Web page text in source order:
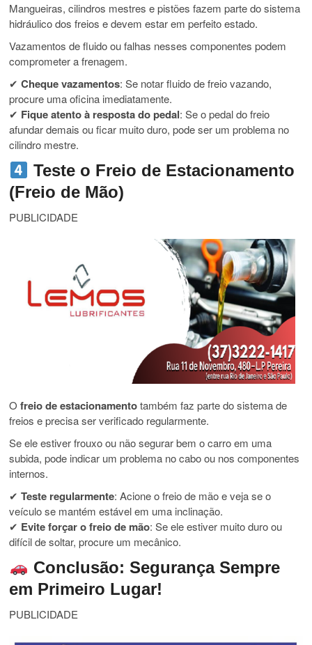
Mangueiras, cilindros mestres e pistões fazem parte do sistema
hidráulico dos freios e devem estar em perfeito estado.
Vazamentos de fluido ou falhas nesses componentes podem
comprometer a frenagem.
✔Cheque vazamentos: Se notar fluido de freio vazando,
procure uma oficina imediatamente.
✔ Fique atento à resposta do pedal: Se o pedal do freio
afundar demais ou ficar muito duro, pode ser um problema no
cilindro mestre.
Teste o Freio de Estacionamento
(Freio de Mão)
PUBLICIDADE
Ofreio de estacionamentotambém faz parte do sistema de
freios e precisa ser verificado regularmente.
Se ele estiver frouxo ou não segurar bem o carro em uma
subida, pode indicar um problema no cabo ou nos componentes
internos.
✔Teste regularmente: Acione o freio de mão e veja se o
veículo se mantém estável em uma inclinação.
✔ Evite forçar o freio de mão: Se ele estiver muito duro ou
difícil de soltar, procure um mecânico.
Conclusão: Segurança Sempre
em Primeiro Lugar!
PUBLICIDADE